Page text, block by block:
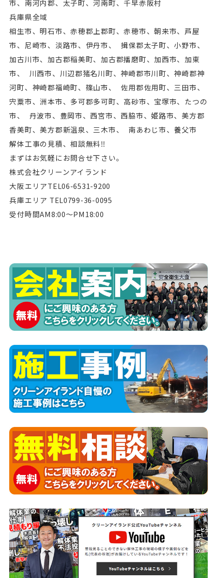
市、南河内郡、太子町、河南町、千早赤阪村
兵庫県全域
相生市、明石市、赤穂郡上郡町、赤穂市、朝来市、芦屋
市、尼崎市、淡路市、伊丹市、 揖保郡太子町、小野市、
加古川市、加古郡稲美町、加古郡播磨町、加⻄市、加東
市、 川⻄市、川辺郡猪名川町、神崎郡市川町、神崎郡神
河町、神崎郡福崎町、篠山市、 佐用郡佐用町、三田市、
宍粟市、洲本市、多可郡多可町、高砂市、宝塚市、たつの
市、 丹波市、豊岡市、⻄宮市、⻄脇市、姫路市、美方郡
香美町、美方郡新温泉、三木市、 南あわじ市、養父市
解体工事の見積、相談無料‼︎
まずはお気軽にお問合せ下さい。
株式会社クリーンアイランド
大阪エリアTEL06-6531-9200
兵庫エリア TEL0799-36-0095
受付時間AM8:00〜PM18:00